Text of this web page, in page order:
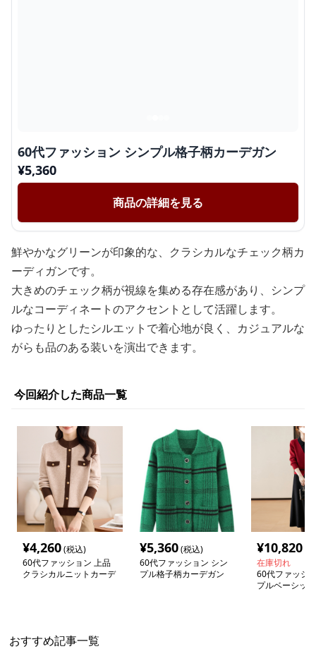
60代ファッション シンプル格子柄カーデガン
¥5,360
商品の詳細を見る
鮮やかなグリーンが印象的な、クラシカルなチェック柄カ
ーディガンです。
大きめのチェック柄が視線を集める存在感があり、シンプ
ルなコーディネートのアクセントとして活躍します。
ゆったりとしたシルエットで着心地が良く、カジュアルな
がらも品のある装いを演出できます。
今回紹介した商品一覧
¥4,260(税込)
60代ファッション 上品
クラシカルニットカーデ
¥5,360(税込)
60代ファッション シン
プル格子柄カーデガン
¥10,820
在庫切れ
60代ファッシ
プルベーシッ
おすすめ記事一覧